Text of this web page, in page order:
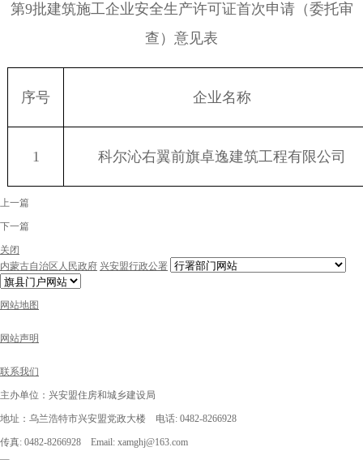
第9批建筑施工企业安全生产许可证首次申请（委托审
查）意见表
序号 企业名称
1 科尔沁右翼前旗卓逸建筑工程有限公司
上一篇
下一篇
关闭
内蒙古自治区人民政府 兴安盟行政公署
网站地图
网站声明
联系我们
主办单位：兴安盟住房和城乡建设局
地址：乌兰浩特市兴安盟党政大楼 电话: 0482-8266928
传真: 0482-8266928 Email: xamghj@163.com